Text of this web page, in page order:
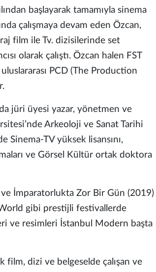
başlayarak tamamıyla sinema
çalışmaya devam eden Özcan,
film ile Tv. dizisilerinde set
olarak çalıştı. Özcan halen FST
PCD (The Production
jüri üyesi yazar, yönetmen ve
Arkeoloji ve Sanat Tarihi
Sinema-TV yüksek lisansını,
ve Görsel Kültür ortak doktora
ve İmparatorlukta Zor Bir Gün (2019)
gibi prestijli festivallerde
ve resimleri İstanbul Modern başta
film, dizi ve belgeselde çalışan ve